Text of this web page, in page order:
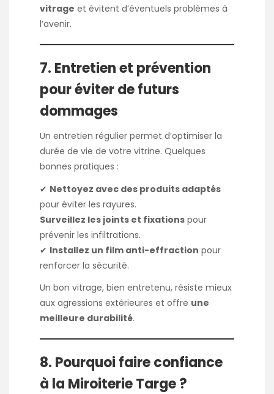
vitrage et évitent d’éventuels problèmes à
l’avenir.
7. Entretien et prévention
pour éviter de futurs
dommages
Un entretien régulier permet d’optimiser la
durée de vie de votre vitrine. Quelques
bonnes pratiques :
✔ Nettoyez avec des produits adaptés
pour éviter les rayures.
Surveillez les joints et fixations pour
prévenir les infiltrations.
✔ Installez un film anti-effraction pour
renforcer la sécurité.
Un bon vitrage, bien entretenu, résiste mieux
aux agressions extérieures et offre une
meilleure durabilité.
8. Pourquoi faire confiance
à la Miroiterie Targe ?